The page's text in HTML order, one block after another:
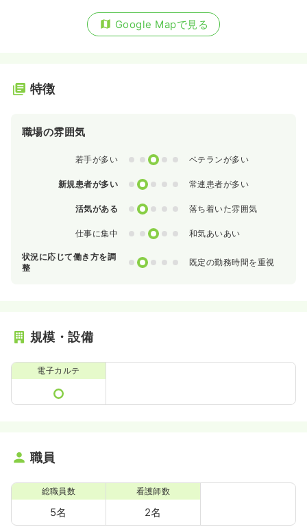
Google Mapで見る
特徴
職場の雰囲気
若手が多い 0 1 2 3 4 ベテランが多い
新規患者が多い 0 1 2 3 4 常連患者が多い
活気がある 0 1 2 3 4 落ち着いた雰囲気
仕事に集中 0 1 2 3 4 和気あいあい
状況に応じて働き方を調
整
0 1 2 3 4 既定の勤務時間を重視
規模・設備
電子カルテ
職員
総職員数
5名
看護師数
2名